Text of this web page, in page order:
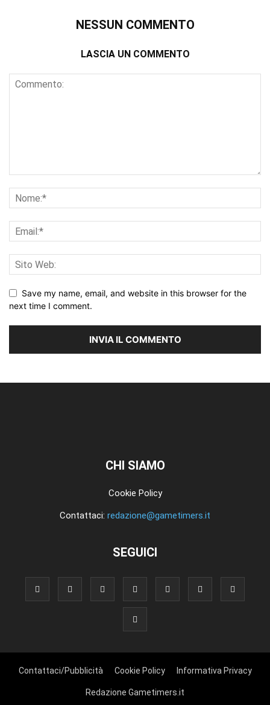
NESSUN COMMENTO
LASCIA UN COMMENTO
Save my name, email, and website in this browser for the
next time I comment.
CHI SIAMO
Cookie Policy
Contattaci: redazione@gametimers.it
SEGUICI
Contattaci/Pubblicità Cookie Policy Informativa Privacy
Redazione Gametimers.it